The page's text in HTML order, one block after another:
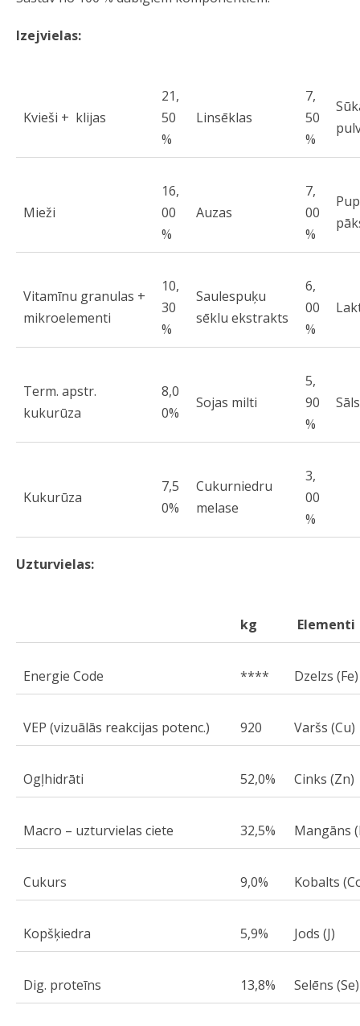
Izejvielas:
Kvieši + klijas
21,
50
%
Linsēklas
7,
50
%
Mieži
16,
00
%
Auzas
7,
00
%
Vitamīnu granulas +
mikroelementi
10,
30
%
Saulespuķu
sēklu ekstrakts
6,
00
%
Term. apstr.
kukurūza
8,0
0%
Sojas milti
5,
90
%
Sāls
Kukurūza
7,5
0%
Cukurniedru
melase
3,
00
%
Uzturvielas:
kg Elementi
Energie Code **** Dzelzs (Fe)
VEP (vizuālās reakcijas potenc.) 920 Varšs (Cu)
Ogļhidrāti 52,0% Cinks (Zn)
Macro – uzturvielas ciete 32,5% Mangāns
Cukurs 9,0% Kobalts
Kopšķiedra 5,9% Jods (J)
Dig. proteīns 13,8% Selēns (Se)